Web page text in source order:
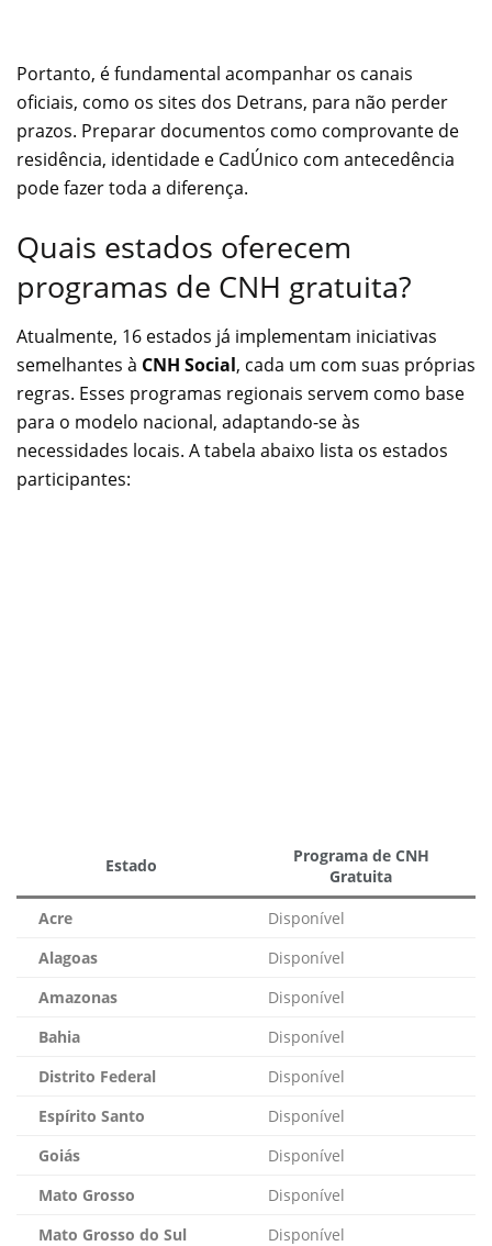
Portanto, é fundamental acompanhar os canais
oficiais, como os sites dos Detrans, para não perder
prazos. Preparar documentos como comprovante de
residência, identidade e CadÚnico com antecedência
pode fazer toda a diferença.
Quais estados oferecem
programas de CNH gratuita?
Atualmente, 16 estados já implementam iniciativas
semelhantes à CNH Social, cada um com suas próprias
regras. Esses programas regionais servem como base
para o modelo nacional, adaptando-se às
necessidades locais. A tabela abaixo lista os estados
participantes:
Estado
Programa de CNH
Gratuita
Acre
Disponível
Alagoas
Disponível
Amazonas
Disponível
Bahia
Disponível
Distrito Federal
Disponível
Espírito Santo
Disponível
Goiás
Disponível
Mato Grosso
Disponível
Mato Grosso do Sul
Disponível